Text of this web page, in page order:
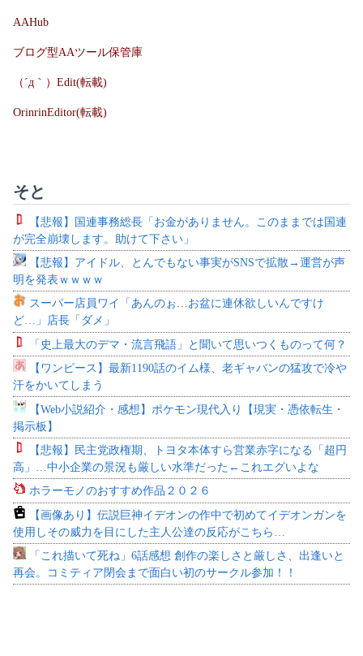
AAHub
ブログ型AAツール保管庫
（´д｀）Edit(転載)
OrinrinEditor(転載)
そと
【悲報】国連事務総長「お金がありません。このままでは国連
が完全崩壊します。助けて下さい」
【悲報】アイドル、とんでもない事実がSNSで拡散→運営が声
明を発表ｗｗｗｗ
スーパー店員ワイ「あんのぉ…お盆に連休欲しいんですけ
ど…」店長「ダメ」
「史上最大のデマ・流言飛語」と聞いて思いつくものって何？
【ワンピース】最新1190話のイム様、老ギャバンの猛攻で冷や
汗をかいてしまう
【Web小説紹介・感想】ポケモン現代入り【現実・憑依転生・
掲示板】
【悲報】民主党政権期、トヨタ本体すら営業赤字になる「超円
高」…中小企業の景況も厳しい水準だった←これエグいよな
ホラーモノのおすすめ作品２０２６
【画像あり】伝説巨神イデオンの作中で初めてイデオンガンを
使用しその威力を目にした主人公達の反応がこちら…
「これ描いて死ね」6話感想 創作の楽しさと厳しさ、出逢いと
再会。コミティア閉会まで面白い初のサークル参加！！